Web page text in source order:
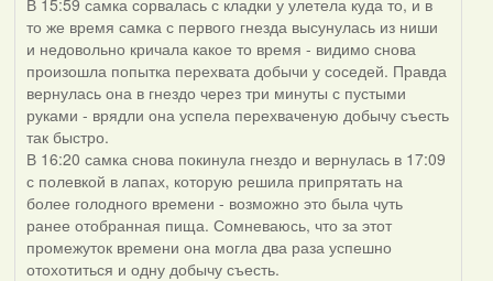
то же время самка с первого гнезда высунулась из ниши
и недовольно кричала какое то время - видимо снова
произошла попытка перехвата добычи у соседей. Правда
вернулась она в гнездо через три минуты с пустыми
руками - врядли она успела перехваченую добычу съесть
так быстро.
В 16:20 самка снова покинула гнездо и вернулась в 17:09
с полевкой в лапах, которую решила припрятать на
более голодного времени - возможно это была чуть
ранее отобранная пища. Сомневаюсь, что за этот
промежуток времени она могла два раза успешно
отохотиться и одну добычу съесть.